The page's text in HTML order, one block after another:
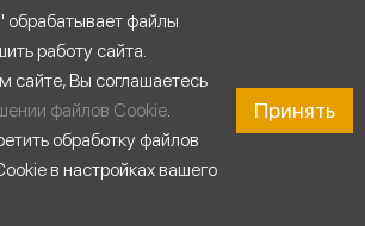
файлы
работу сайта.
сайте, Вы соглашаетесь
файлов Cookie.
обработку файлов
в настройках вашего
Принять